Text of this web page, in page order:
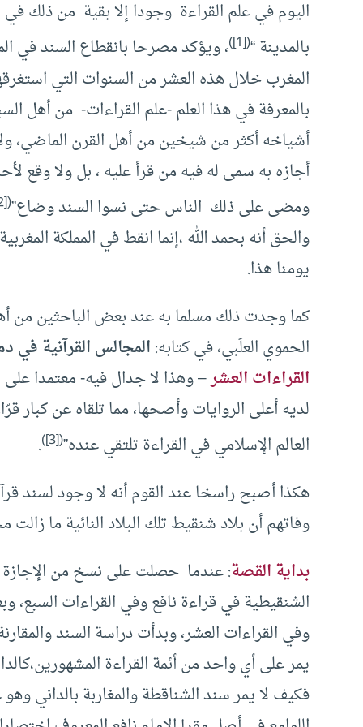
اليوم في علم القراءة وجودا إلا بقية من ذلك
بالمدينة “([1])
، ويؤكد مصرحا بانقطاع السند
المغرب خلال هذه العشر من السنوات التي
بالمعرفة في هذا العلم -علم القراءات- من أهل
أشياخه أكثر من شيخين من أهل القرن الماضي،
أجازه به سمى له فيه من قرأ عليه ، بل ولا وقع
ومضى على ذلك الناس حتى نسوا السند وضاع”([2])
والحق أنه بحمد الله ،إنما انقط في المملكة
يومنا هذا.
كما وجدت ذلك مسلما به عند بعض الباحثين من
الحموي العلَبي، في كتابه:المجالس القرآنية في
القراءات العشر– وهذا لا جدال فيه- معتمدا
لديه أعلى الروايات وأصحها، مما تلقاه عن
العالم الإسلامي في القراءة تلتقي عنده”([3])
.
هكذا أصبح راسخا عند القوم أنه لا وجود لسند
وفاتهم أن بلاد شنقيط تلك البلاد النائية ما
بداية القصة: عندما حصلت على نسخ من
الشنقيطية في قراءة نافع وفي القراءات
وفي القراءات العشر، وبدأت دراسة السند
يمر على أي واحد من أئمة القراءة
فكيف لا يمر سند الشناقطة والمغاربة بالداني